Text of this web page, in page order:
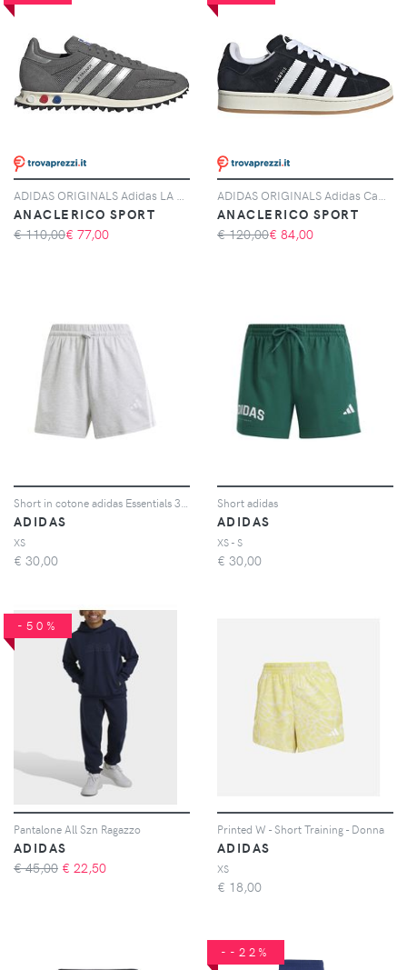
ANACLERICO SPORT
€ 110,00€ 77,00
ANACLERICO SPORT
€ 120,00€ 84,00
ADIDAS
XS
€ 30,00
Short adidas
ADIDAS
XS - S
€ 30,00
-50%
Pantalone All Szn Ragazzo
ADIDAS
€ 45,00 € 22,50
Printed W - Short Training - Donna
ADIDAS
XS
€ 18,00
--22%